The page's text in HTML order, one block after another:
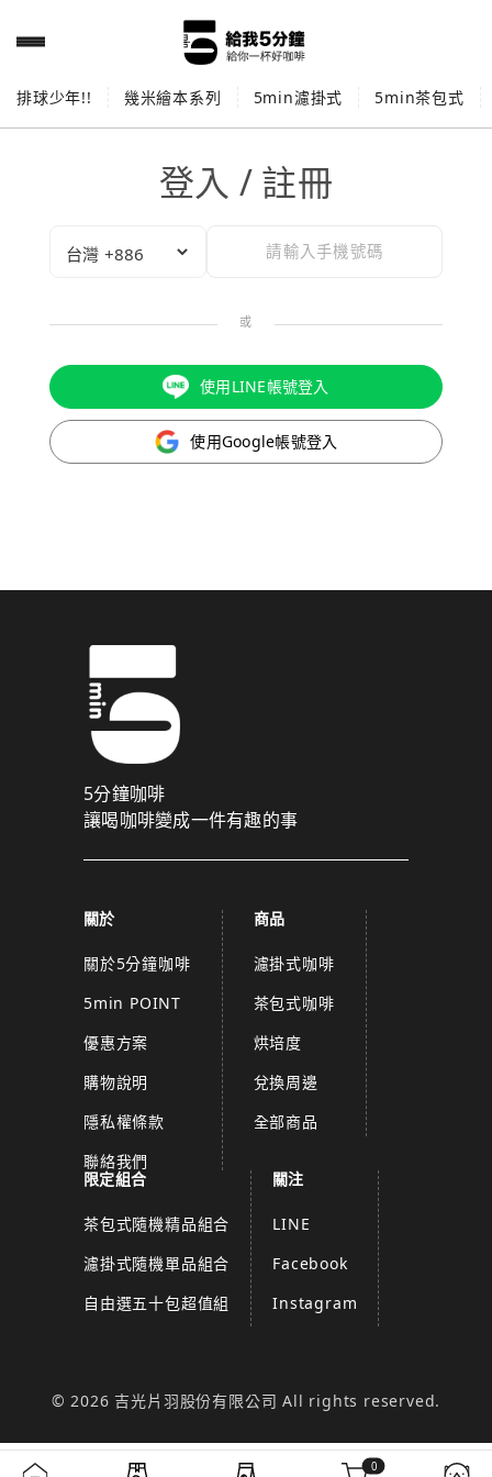
排球少年!! 幾米繪本系列 5min濾掛式 5min茶包式
登入 / 註冊
或
使用LINE帳號登入
使用Google帳號登入
5分鐘咖啡
讓喝咖啡變成一件有趣的事
關於
關於5分鐘咖啡
5min POINT
優惠方案
購物說明
隱私權條款
聯絡我們
商品
濾掛式咖啡
茶包式咖啡
烘培度
兌換周邊
全部商品
限定組合
茶包式隨機精品組合
濾掛式隨機單品組合
自由選五十包超值組
關注
LINE
Facebook
Instagram
© 2026 吉光片羽股份有限公司 All rights reserved.
0
取消
驗證碼已成功發送至您的手機門號！
為了維護您的權益，請於 10 分鐘內填寫認證碼。